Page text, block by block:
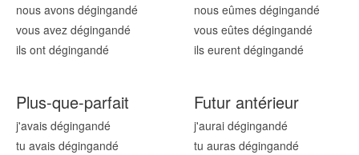
nous avons dégingandé
vous avez dégingandé
ils ont dégingandé
nous eûmes dégingandé
vous eûtes dégingandé
ils eurent dégingandé
Plus-que-parfait
j'avais dégingandé
tu avais dégingandé
Futur antérieur
j'aurai dégingandé
tu auras dégingandé